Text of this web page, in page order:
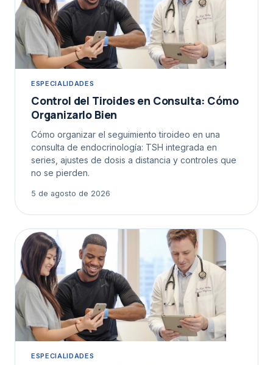
ESPECIALIDADES
Control del Tiroides en Consulta: Cómo
Organizarlo Bien
Cómo organizar el seguimiento tiroideo en una
consulta de endocrinología: TSH integrada en
series, ajustes de dosis a distancia y controles que
no se pierden.
5 de agosto de 2026
ESPECIALIDADES